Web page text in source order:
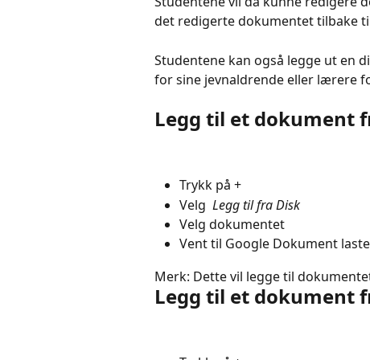
det redigerte dokumentet tilbake
Studentene kan også legge ut en
for sine jevnaldrende eller lærere
Legg til et dokument
Trykk på +
Velg Legg til fra Disk
Velg dokumentet
Vent til Google Dokument
Merk: Dette vil legge til
Legg til et dokument